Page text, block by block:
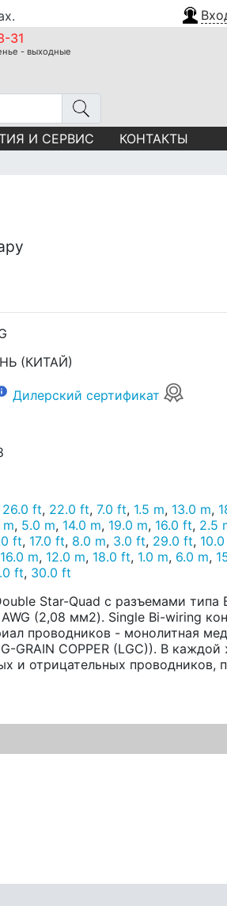
31
- выходные
И СЕРВИС КОНТАКТЫ
(КИТАЙ)
Дилерский сертификат
26.0 ft, 22.0 ft, 7.0 ft, 1.5 m, 13.0 m,
m, 5.0 m, 14.0 m, 19.0 m, 16.0 ft, 2.5
ft, 17.0 ft, 8.0 m, 3.0 ft, 29.0 ft,
16.0 m, 12.0 m, 18.0 ft, 1.0 m, 6.0 m,
ft, 30.0 ft
Star-Quad с разъемами типа
(2,08 мм2). Single Bi-wiring
проводников - монолитная
GRAIN COPPER (LGC)). В
и отрицательных проводников,